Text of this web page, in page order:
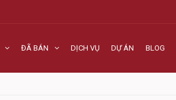
ĐÃ BÁN DỊCH VỤ DỰ ÁN BLOG